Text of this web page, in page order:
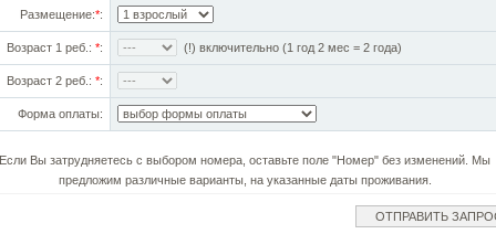
Размещение:*:
Возраст 1 реб.: *: (!) включительно (1 год 2 мес = 2 года)
Возраст 2 реб.: *:
Форма оплаты:
Если Вы затрудняетесь с выбором номера, оставьте поле "Номер" без изменений. Мы
предложим различные варианты, на указанные даты проживания.